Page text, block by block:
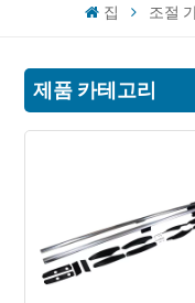
한국의
집 조절
제품 카테고리